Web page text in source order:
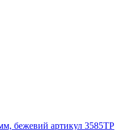
бежевий артикул 3585ТР